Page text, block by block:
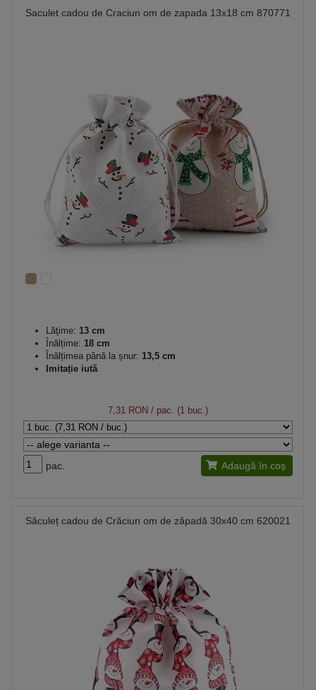
Saculet cadou de Craciun om de zapada 13x18 cm 870771
Lăţime: 13 cm
Înălțime: 18 cm
Înălțimea până la șnur: 13,5 cm
Imitație iută
7,31 RON / pac. (1 buc.)
pac. Adaugă în coș
Săculeț cadou de Crăciun om de zăpadă 30x40 cm 620021